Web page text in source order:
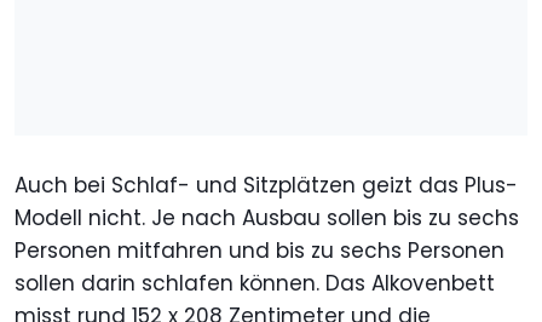
Auch bei Schlaf- und Sitzplätzen geizt das Plus-
Modell nicht. Je nach Ausbau sollen bis zu sechs
Personen mitfahren und bis zu sechs Personen
sollen darin schlafen können. Das Alkovenbett
misst rund 152 x 208 Zentimeter und die